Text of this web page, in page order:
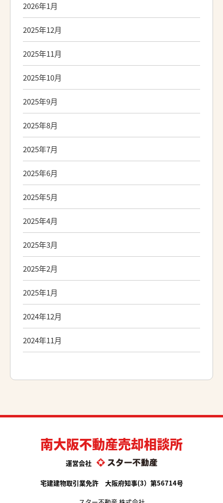
2026年1月
2025年12月
2025年11月
2025年10月
2025年9月
2025年8月
2025年7月
2025年6月
2025年5月
2025年4月
2025年3月
2025年2月
2025年1月
2024年12月
2024年11月
南大阪不動産売却相談所
運営会社
宅建建物取引業免許 大阪府知事(3）第56714号